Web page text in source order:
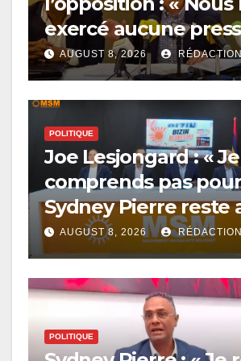
exercé aucune
le Président »,
Bérenger
AUGUST 8, 2026 RÉDACTION
POLITIQUE
Joe Lesjongard : «
comprends pas
Sydney Pierre reste
AUGUST 8, 2026 RÉDACTION
POLITIQUE